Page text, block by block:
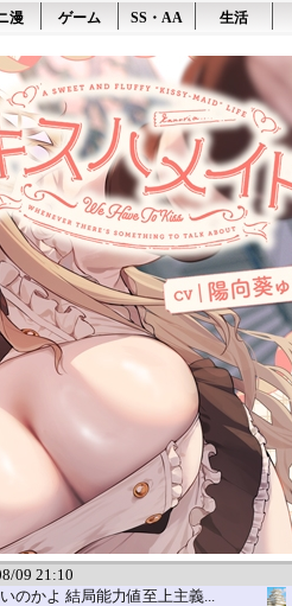
漫 ゲーム SS・AA 生活
09 21:10
のかよ 結局能力値至上主義...